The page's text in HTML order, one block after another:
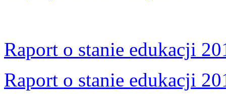
Raport o stanie edukacji
Raport o stanie edukacji